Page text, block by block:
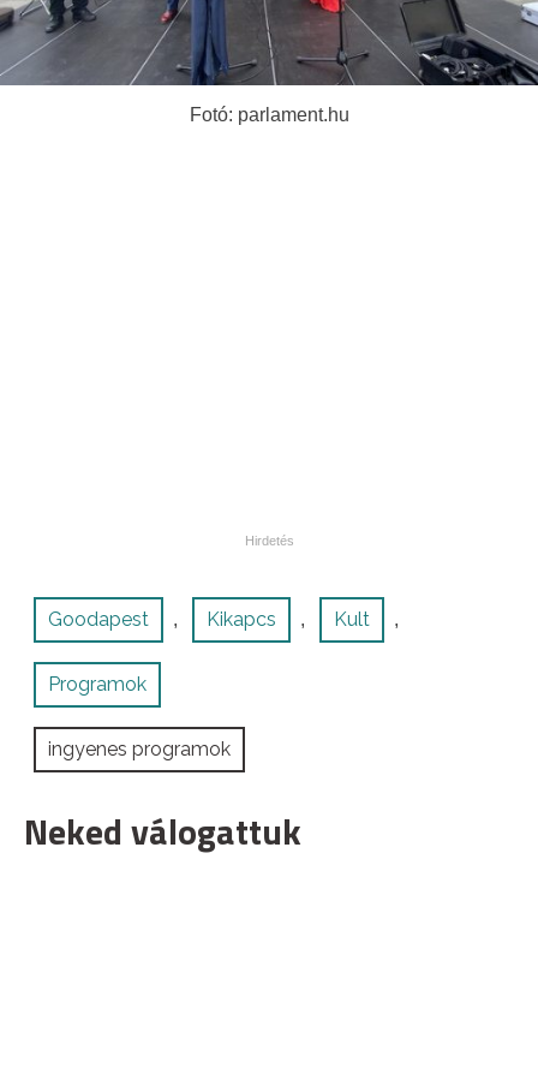
Fotó: parlament.hu
Goodapest , Kikapcs , Kult ,
Programok
ingyenes programok
Neked válogattuk